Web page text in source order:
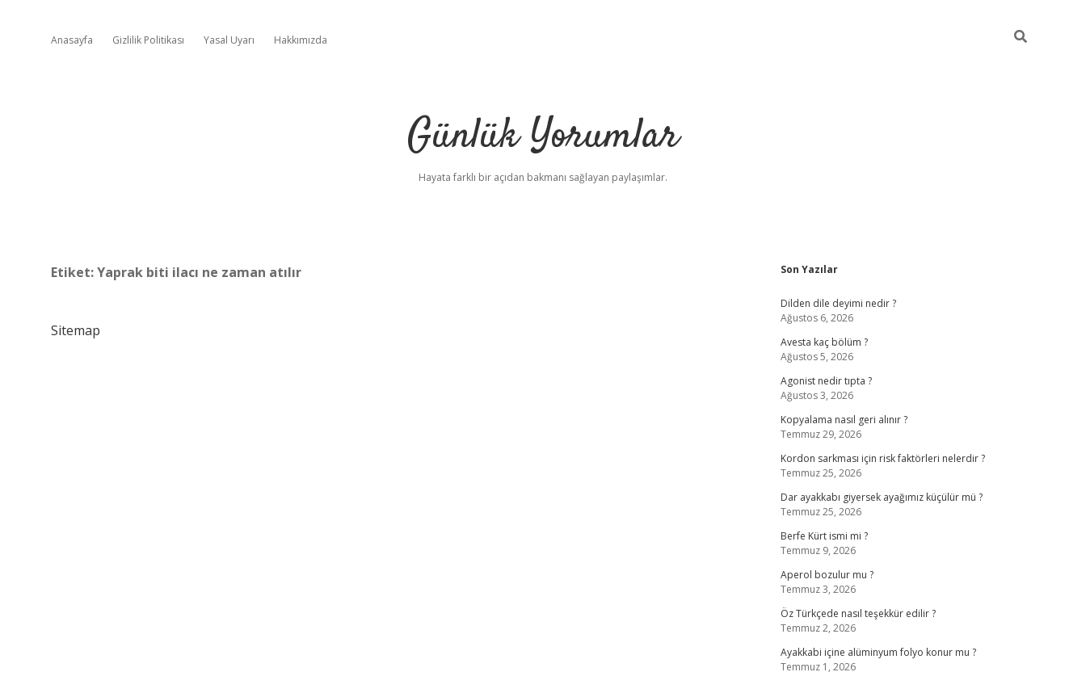
Anasayfa Gizlilik Politikası Yasal Uyarı Hakkımızda
Günlük Yorumlar
Hayata farklı bir açıdan bakmanı sağlayan paylaşımlar.
Etiket:Yaprak biti ilacı ne zaman atılır
Sitemap
Sidebar
Son Yazılar
Dilden dile deyimi nedir ?
Ağustos 6, 2026
Avesta kaç bölüm ?
Ağustos 5, 2026
Agonist nedir tıpta ?
Ağustos 3, 2026
Kopyalama nasıl geri alınır ?
Temmuz 29, 2026
Kordon sarkması için risk faktörleri nelerdir ?
Temmuz 25, 2026
Dar ayakkabı giyersek ayağımız küçülür mü ?
Temmuz 25, 2026
Berfe Kürt ismi mi ?
Temmuz 9, 2026
Aperol bozulur mu ?
Temmuz 3, 2026
Öz Türkçede nasıl teşekkür edilir ?
Temmuz 2, 2026
Ayakkabi içine alüminyum folyo konur mu ?
Temmuz 1, 2026
https://grandoperabetgiris.com/